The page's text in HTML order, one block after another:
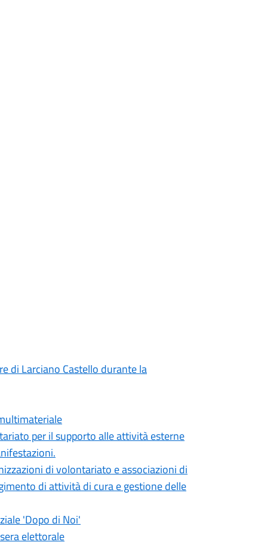
di Larciano Castello durante la
per il supporto alle attività esterne
di volontariato e associazioni di
di attività di cura e gestione delle
'Dopo di Noi'
elettorale